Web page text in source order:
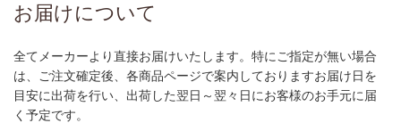
お届けについて
全てメーカーより直接お届けいたします。特にご指定が無い場合
は、ご注文確定後、各商品ページで案内しておりますお届け日を
目安に出荷を行い、出荷した翌日～翌々日にお客様のお手元に届
く予定です。